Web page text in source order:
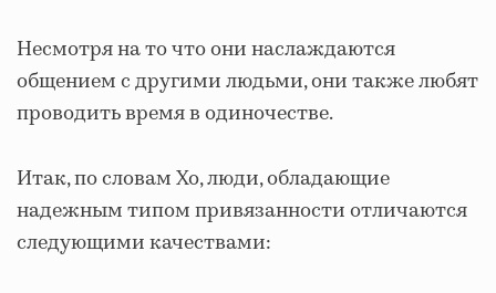
Несмотря на то что они наслаждаются
общением с другими людьми, они также любят
проводить время в одиночестве.
Итак, по словам Хо, люди, обладающие
надежным типом привязанности отличаются
следующими качествами: